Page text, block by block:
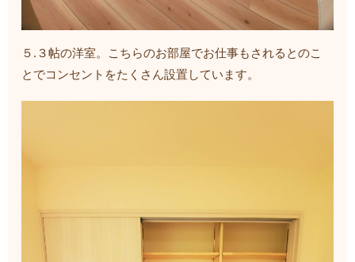
５.３帖の洋室。こちらのお部屋でお仕事もされるとのこ
とでコンセントをたくさん設置しています。